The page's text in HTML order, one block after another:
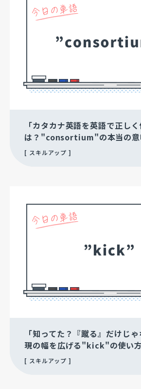
「カタカナ英語を英語で正し
は？"consortium"の本当の
スキルアップ
「知ってた？『蹴る』だけじ
現の幅を広げる"kick"の使い
スキルアップ